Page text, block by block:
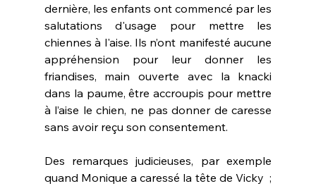
dernière, les enfants ont commencé par les
salutations d'usage pour mettre les
chiennes à l'aise. Ils n’ont manifesté aucune
appréhension pour leur donner les
friandises, main ouverte avec la knacki
dans la paume, être accroupis pour mettre
à l’aise le chien, ne pas donner de caresse
sans avoir reçu son consentement.
Des remarques judicieuses, par exemple
quand Monique a caressé la tête de Vicky  ;